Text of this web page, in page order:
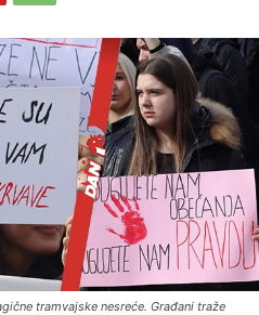
tramvajske nesreće. Građani traže